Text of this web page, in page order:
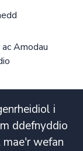
i
ddefnyddio
wefan
Amodau